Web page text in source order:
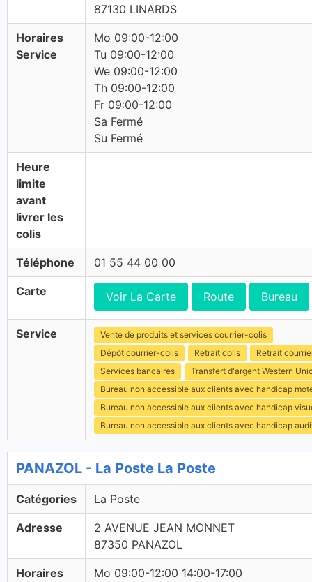
87130 LINARDS
Horaires
Service
Mo 09:00-12:00
Tu 09:00-12:00
We 09:00-12:00
Th 09:00-12:00
Fr 09:00-12:00
Sa Fermé
Su Fermé
Heure
limite
avant
livrer les
colis
Téléphone 01 55 44 00 00
Carte Voir La Carte Route Bureau
Service
Vente de produits et services courrier-colis
Dépôt courrier-colis
Retrait colis
Retrait
Services bancaires
Transfert d'argent Western
Bureau non accessible aux clients avec handicap
Bureau non accessible aux clients avec handicap
Bureau non accessible aux clients avec handicap
PANAZOL - La Poste La Poste
Catégories La Poste
Adresse
2 AVENUE JEAN MONNET
87350 PANAZOL
Horaires
Mo 09:00-12:00 14:00-17:00